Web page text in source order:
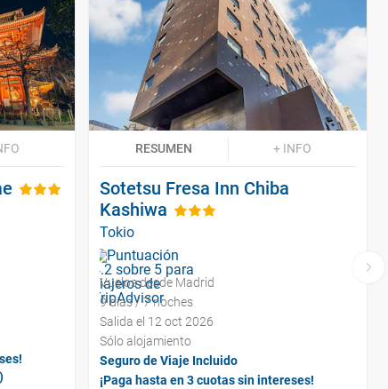
RESUMEN + INFO
Sotetsu Fresa Inn Chiba
Kashiwa
Tokio
Vuelos desde Madrid
9 días / 7 noches
Salida el 12 oct 2026
Sólo alojamiento
Seguro de Viaje Incluido
¡Paga hasta en 3 cuotas sin intereses!